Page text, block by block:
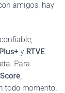
amigos, hay
y RTVE
Para
,
todo momento.